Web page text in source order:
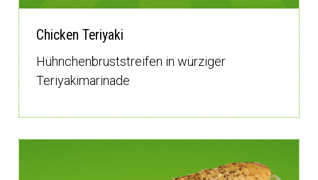
Chicken Teriyaki
Hühnchenbruststreifen in würziger
Teriyakimarinade